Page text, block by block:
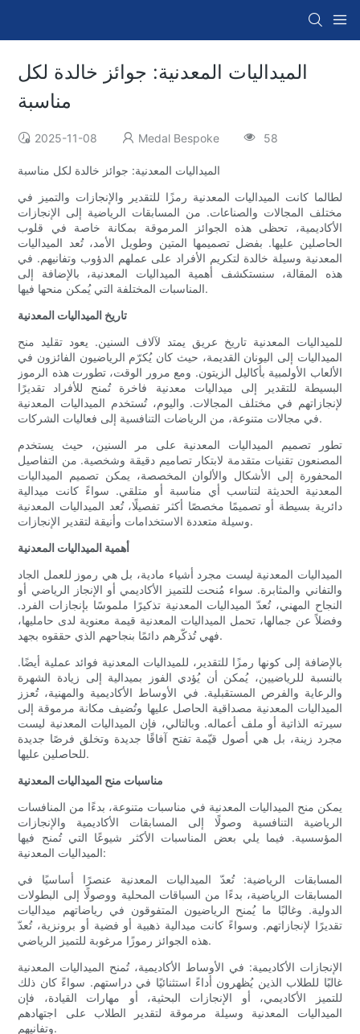
الميداليات المعدنية: جوائز خالدة لكل
مناسبة
2025-11-08 Medal Bespoke 58
الميداليات المعدنية: جوائز خالدة لكل مناسبة
لطالما كانت الميداليات المعدنية رمزًا للتقدير والإنجازات والتميز في
مختلف المجالات والصناعات. من المسابقات الرياضية إلى الإنجازات
الأكاديمية، تحظى هذه الجوائز المرموقة بمكانة خاصة في قلوب
الحاصلين عليها. بفضل تصميمها المتين وطويل الأمد، تُعد الميداليات
المعدنية وسيلة خالدة لتكريم الأفراد على عملهم الدؤوب وتفانيهم. في
هذه المقالة، سنستكشف أهمية الميداليات المعدنية، بالإضافة إلى
المناسبات المختلفة التي يُمكن منحها فيها.
تاريخ الميداليات المعدنية
للميداليات المعدنية تاريخ عريق يمتد لآلاف السنين. يعود تقليد منح
الميداليات إلى اليونان القديمة، حيث كان يُكرّم الرياضيون الفائزون في
الألعاب الأولمبية بأكاليل الزيتون. ومع مرور الوقت، تطورت هذه الرموز
البسيطة للتقدير إلى ميداليات معدنية فاخرة تُمنح للأفراد تقديرًا
لإنجازاتهم في مختلف المجالات. واليوم، تُستخدم الميداليات المعدنية
في مجالات متنوعة، من الرياضات التنافسية إلى فعاليات الشركات.
تطور تصميم الميداليات المعدنية على مر السنين، حيث يستخدم
المصنعون تقنيات متقدمة لابتكار تصاميم دقيقة وشخصية. من التفاصيل
المحفورة إلى الأشكال والألوان المخصصة، يمكن تصميم الميداليات
المعدنية الحديثة لتناسب أي مناسبة أو متلقي. سواءً كانت ميدالية
دائرية بسيطة أو تصميمًا مخصصًا أكثر تفصيلًا، تُعد الميداليات المعدنية
وسيلة متعددة الاستخدامات وأنيقة لتقدير الإنجازات.
أهمية الميداليات المعدنية
الميداليات المعدنية ليست مجرد أشياء مادية، بل هي رموز للعمل الجاد
والتفاني والمثابرة. سواء مُنحت للتميز الأكاديمي أو الإنجاز الرياضي أو
النجاح المهني، تُعدّ الميداليات المعدنية تذكيرًا ملموسًا بإنجازات الفرد.
وفضلاً عن جمالها، تحمل الميداليات المعدنية قيمة معنوية لدى حامليها،
فهي تُذكّرهم دائمًا بنجاحهم الذي حققوه بجهد.
بالإضافة إلى كونها رمزًا للتقدير، للميداليات المعدنية فوائد عملية أيضًا.
بالنسبة للرياضيين، يُمكن أن يُؤدي الفوز بميدالية إلى زيادة الشهرة
والرعاية والفرص المستقبلية. في الأوساط الأكاديمية والمهنية، تُعزز
الميداليات المعدنية مصداقية الحاصل عليها وتُضيف مكانة مرموقة إلى
سيرته الذاتية أو ملف أعماله. وبالتالي، فإن الميداليات المعدنية ليست
مجرد زينة، بل هي أصول قيّمة تفتح آفاقًا جديدة وتخلق فرصًا جديدة
للحاصلين عليها.
مناسبات منح الميداليات المعدنية
يمكن منح الميداليات المعدنية في مناسبات متنوعة، بدءًا من المنافسات
الرياضية التنافسية وصولًا إلى المسابقات الأكاديمية والإنجازات
المؤسسية. فيما يلي بعض المناسبات الأكثر شيوعًا التي تُمنح فيها
الميداليات المعدنية:
المسابقات الرياضية: تُعدّ الميداليات المعدنية عنصرًا أساسيًا في
المسابقات الرياضية، بدءًا من السباقات المحلية ووصولًا إلى البطولات
الدولية. وغالبًا ما يُمنح الرياضيون المتفوقون في رياضاتهم ميداليات
تقديرًا لإنجازاتهم. وسواءً كانت ميدالية ذهبية أو فضية أو برونزية، تُعدّ
هذه الجوائز رموزًا مرغوبة للتميز الرياضي.
الإنجازات الأكاديمية: في الأوساط الأكاديمية، تُمنح الميداليات المعدنية
غالبًا للطلاب الذين يُظهرون أداءً استثنائيًا في دراستهم. سواءً كان ذلك
للتميز الأكاديمي، أو الإنجازات البحثية، أو مهارات القيادة، فإن
الميداليات المعدنية وسيلة مرموقة لتقدير الطلاب على اجتهادهم
وتفانيهم.